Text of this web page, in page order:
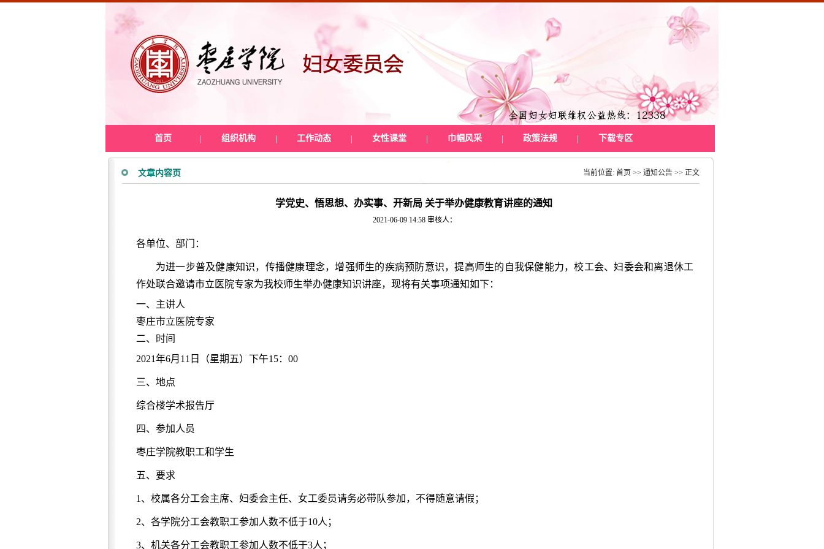
首页 | 组织机构 | 工作动态 | 女性课堂 | 巾帼风采 | 政策法规 | 下载专区
文章内容页 当前位置: 首页 >> 通知公告 >> 正文
学党史、悟思想、办实事、开新局 关于举办健康教育讲座的通知
2021-06-09 14:58 审核人：
各单位、部门：
为进一步普及健康知识，传播健康理念，增强师生的疾病预防意识，提高师生的自我保健能力，校工会、妇委会和离退休工
作处联合邀请市立医院专家为我校师生举办健康知识讲座， 现将有关事项通知如下：
一、 主讲人
枣庄市立医院专家
二、时间
2021年6月 11 日 （星期五）下午15：00
三、 地点
综合楼学术报告厅
四、参加人员
枣庄学院教职工和学生
五、要求
1、校属各分工会主席、妇委会主任、女工委员请务必带队参加，不得随意请假；
2、各学院分工会教职工参加人数不低于10人；
3、机关各分工会教职工参加人数不低于3人；